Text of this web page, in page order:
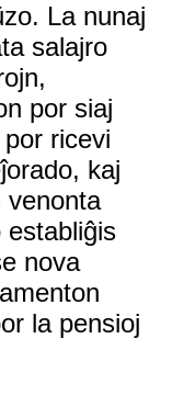
La nunaj
salajro
por siaj
ricevi
kaj
venonta
establiĝis
nova
la pensioj